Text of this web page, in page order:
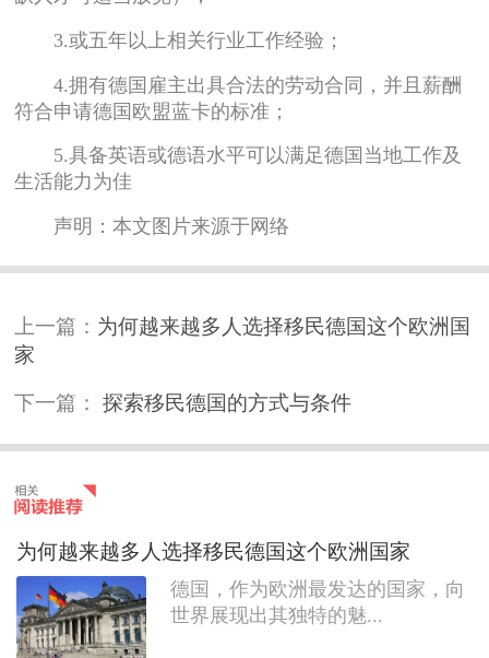
3.或五年以上相关行业工作经验；
4.拥有德国雇主出具合法的劳动合同，并且薪酬
符合申请德国欧盟蓝卡的标准；
5.具备英语或德语水平可以满足德国当地工作及
生活能力为佳
声明：本文图片来源于网络
上一篇： 为何越来越多人选择移民德国这个欧洲国
家
下一篇： 探索移民德国的方式与条件
为何越来越多人选择移民德国这个欧洲国家
德国，作为欧洲最发达的国家，向
世界展现出其独特的魅...